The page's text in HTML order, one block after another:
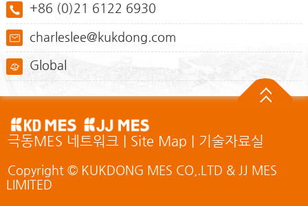
+86 (0)21 6122 6930
charleslee@kukdong.com
Global
극동MES 네트워크| Site Map 기술자료실
Copyright © KUKDONG MES CO,.LTD & JJ MES
LIMITED